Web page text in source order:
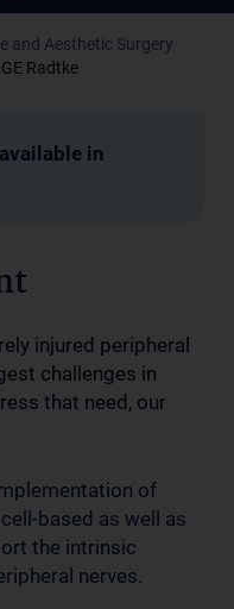
and Aesthetic Surgery
Radtke
in
injured peripheral
challenges in
that need, our
of
based as well as
the intrinsic
nerves.